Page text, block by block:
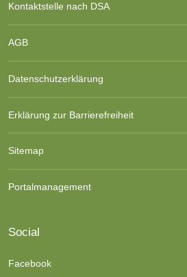
Kontaktstelle nach DSA
AGB
Datenschutzerklärung
Erklärung zur Barrierefreiheit
Sitemap
Portalmanagement
Social
Facebook